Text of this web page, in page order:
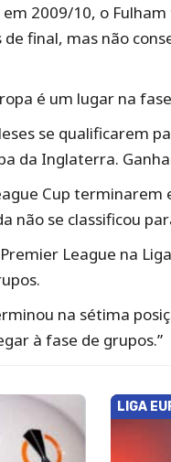
2009/10, o
final, mas não
é um lugar na
se qualificarem
da Inglaterra.
Cup
não se classificou
League na
na sétima
à fase de grupos.”
LIGA